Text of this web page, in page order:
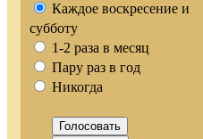
Каждое воскресение и
субботу
1-2 раза в месяц
Пару раз в год
Никогда